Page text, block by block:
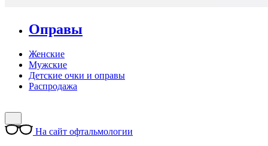
Оправы
Женские
Мужские
Детские очки и оправы
Распродажа
На сайт офтальмологии